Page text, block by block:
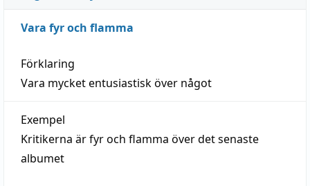
Vara fyr och flamma
Förklaring
Vara mycket entusiastisk över något
Exempel
Kritikerna är fyr och flamma över det senaste
albumet